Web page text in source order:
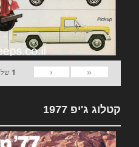
«
‹
1 של
קטלוג ג'יפ 1977